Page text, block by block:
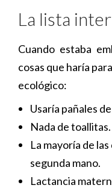
La lista
Cuando estaba
cosas que haría
ecológico:
Usaría pañales
Nada de toallitas.
La mayoría de
segunda mano.
Lactancia